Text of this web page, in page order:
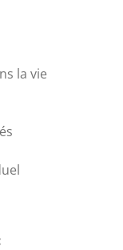
la vie
és